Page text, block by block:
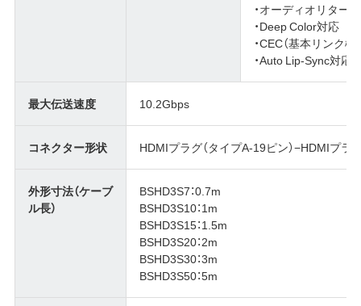
・オーディオリター
・Deep Color対応
・CEC（基本リンク機
・Auto Lip-Sync対応
最大伝送速度 10.2Gbps
コネクター形状 HDMIプラグ（タイプA-19ピン）−HDMIプラ
外形寸法（ケーブ
ル長）
BSHD3S7：0.7m
BSHD3S10：1m
BSHD3S15：1.5m
BSHD3S20：2m
BSHD3S30：3m
BSHD3S50：5m